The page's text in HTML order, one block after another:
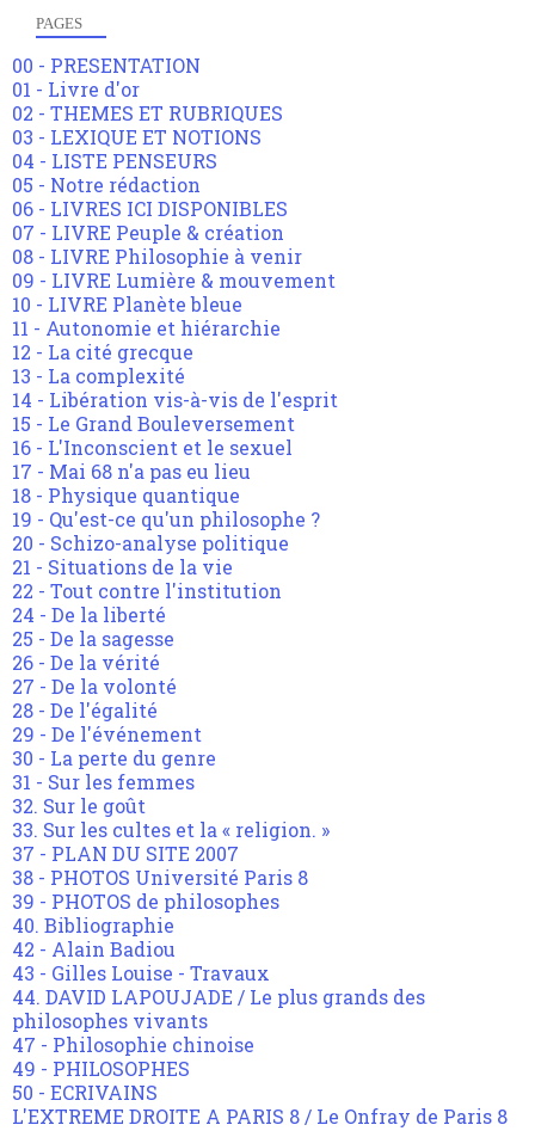
PAGES
00 - PRESENTATION
01 - Livre d'or
02 - THEMES ET RUBRIQUES
03 - LEXIQUE ET NOTIONS
04 - LISTE PENSEURS
05 - Notre rédaction
06 - LIVRES ICI DISPONIBLES
07 - LIVRE Peuple & création
08 - LIVRE Philosophie à venir
09 - LIVRE Lumière & mouvement
10 - LIVRE Planète bleue
11 - Autonomie et hiérarchie
12 - La cité grecque
13 - La complexité
14 - Libération vis-à-vis de l'esprit
15 - Le Grand Bouleversement
16 - L'Inconscient et le sexuel
17 - Mai 68 n'a pas eu lieu
18 - Physique quantique
19 - Qu'est-ce qu'un philosophe ?
20 - Schizo-analyse politique
21 - Situations de la vie
22 - Tout contre l'institution
24 - De la liberté
25 - De la sagesse
26 - De la vérité
27 - De la volonté
28 - De l'égalité
29 - De l'événement
30 - La perte du genre
31 - Sur les femmes
32. Sur le goût
33. Sur les cultes et la « religion. »
37 - PLAN DU SITE 2007
38 - PHOTOS Université Paris 8
39 - PHOTOS de philosophes
40. Bibliographie
42 - Alain Badiou
43 - Gilles Louise - Travaux
44. DAVID LAPOUJADE / Le plus grands des
philosophes vivants
47 - Philosophie chinoise
49 - PHILOSOPHES
50 - ECRIVAINS
L'EXTREME DROITE A PARIS 8 / Le Onfray de Paris 8